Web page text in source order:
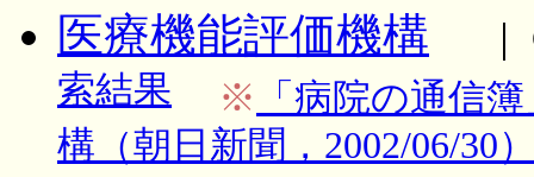
医療機能評価機構
索結果 ※ 「病院の通信
構（朝日新聞，2002/06/30